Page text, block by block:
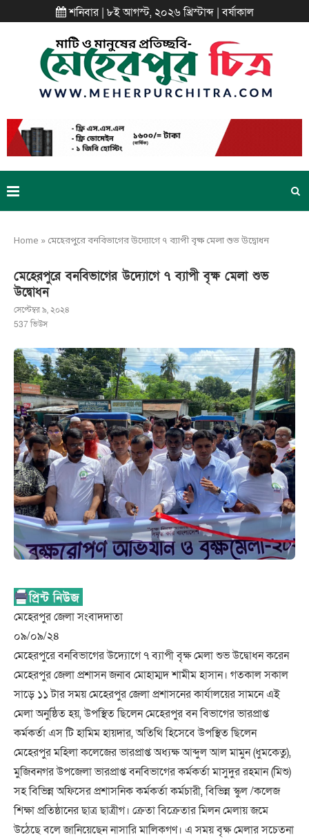
শনিবার | ৮ই আগস্ট, ২০২৬ খ্রিস্টাব্দ | বর্ষাকাল
Home » মেহেরপুরে বনবিভাগের উদ্যোগে ৭ ব্যাপী বৃক্ষ মেলা শুভ উদ্বোধন
মেহেরপুরে বনবিভাগের উদ্যোগে ৭ ব্যাপী বৃক্ষ মেলা শুভ
উদ্বোধন
সেপ্টেম্বর ৯, ২০২৪
537ভিউস
মেহেরপুর জেলা সংবাদদাতা
০৯/০৯/২৪
মেহেরপুরে বনবিভাগের উদ্যোগে ৭ ব্যাপী বৃক্ষ মেলা শুভ উদ্বোধন করেন
মেহেরপুর জেলা প্রশাসন জনাব মোহাম্মদ শামীম হাসান। গতকাল সকাল
সাড়ে ১১ টার সময় মেহেরপুর জেলা প্রশাসনের কার্যালয়ের সামনে এই
মেলা অনুষ্ঠিত হয়, উপস্থিত ছিলেন মেহেরপুর বন বিভাগের ভারপ্রাপ্ত
কর্মকর্তা এস টি হামিম হায়দার, অতিথি হিসেবে উপস্থিত ছিলেন
মেহেরপুর মহিলা কলেজের ভারপ্রাপ্ত অধ্যক্ষ আব্দুল আল মামুন (ধুমকেতু),
মুজিবনগর উপজেলা ভারপ্রাপ্ত বনবিভাগের কর্মকর্তা মাসুদুর রহমান (মিশু)
সহ বিভিন্ন অফিসের প্রশাসনিক কর্মকর্তা কর্মচারী, বিভিন্ন স্কুল /কলেজ
শিক্ষা প্রতিষ্ঠানের ছাত্র ছাত্রীগ। ক্রেতা বিক্রেতার মিলন মেলায় জমে
উঠেছে বলে জানিয়েছেন নাসারি মালিকগণ। এ সময় বৃক্ষ মেলার সচেতনা